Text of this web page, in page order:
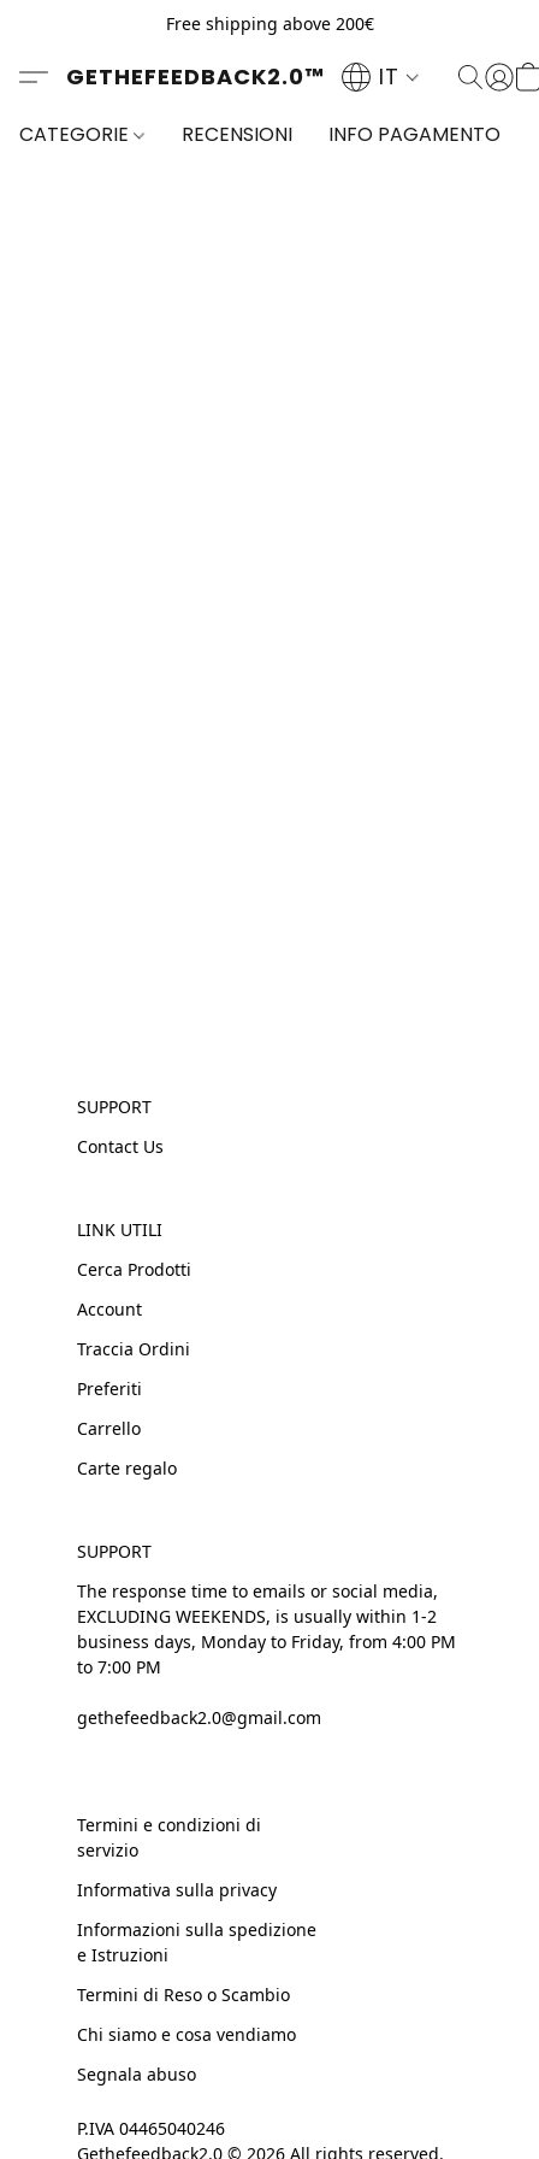
Free shipping above 200€
GETHEFEEDBACK2.0™ IT
CATEGORIE RECENSIONI INFO PAGAMENTO
SUPPORT
Contact Us
LINK UTILI
Cerca Prodotti
Account
Traccia Ordini
Preferiti
Carrello
Carte regalo
SUPPORT
The response time to emails or social media,
EXCLUDING WEEKENDS, is usually within 1-2
business days, Monday to Friday, from 4:00 PM
to 7:00 PM
gethefeedback2.0@gmail.com
Termini e condizioni di
servizio
Informativa sulla privacy
Informazioni sulla spedizione
e Istruzioni
Termini di Reso o Scambio
Chi siamo e cosa vendiamo
Segnala abuso
P.IVA 04465040246
Gethefeedback2.0 © 2026 All rights reserved.